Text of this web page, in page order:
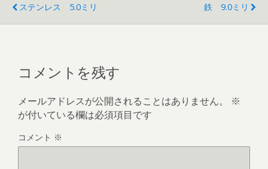
ステンレス 5.0ミリ
鉄 9.0ミリ
コメントを残す
メールアドレスが公開されることはありません。
※
が付いている欄は必須項目です
コメント ※